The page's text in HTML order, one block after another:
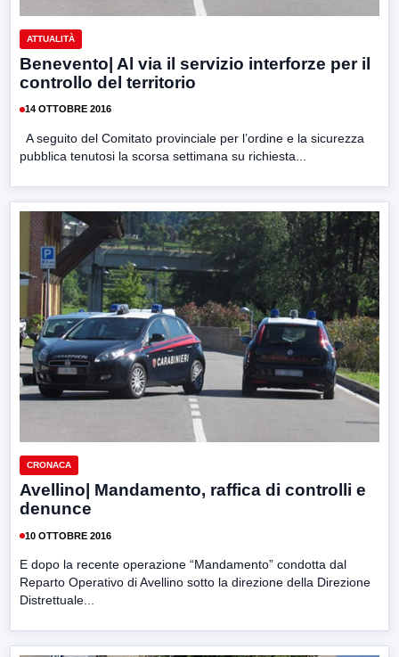
ATTUALITÀ
Benevento| Al via il servizio interforze per il
controllo del territorio
14 OTTOBRE 2016
A seguito del Comitato provinciale per l’ordine e la sicurezza
pubblica tenutosi la scorsa settimana su richiesta...
CRONACA
Avellino| Mandamento, raffica di controlli e
denunce
10 OTTOBRE 2016
E dopo la recente operazione “Mandamento” condotta dal
Reparto Operativo di Avellino sotto la direzione della Direzione
Distrettuale...